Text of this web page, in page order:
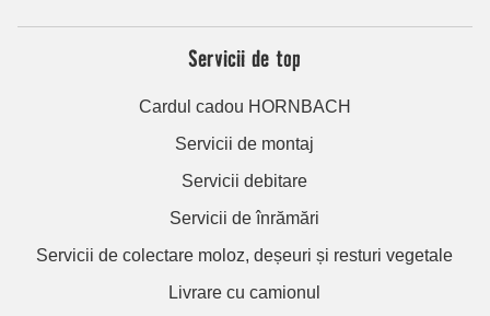
Servicii de top
Cardul cadou HORNBACH
Servicii de montaj
Servicii debitare
Servicii de înrămări
Servicii de colectare moloz, deșeuri și resturi vegetale
Livrare cu camionul